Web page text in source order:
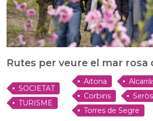
Rutes per veure el mar
SOCIETAT
TURISME
Aitona
Corbins
Seròs
Torres de Segre